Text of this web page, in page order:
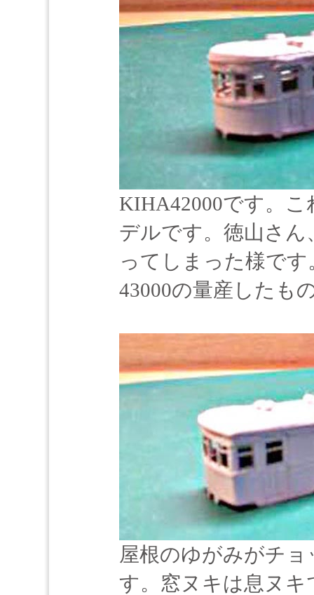
KIHA42000です。
デルです。徳山さ
ってしまった様で
43000の量産したも
屋根のゆがみがチ
す。窓ヌキは息ヌキ